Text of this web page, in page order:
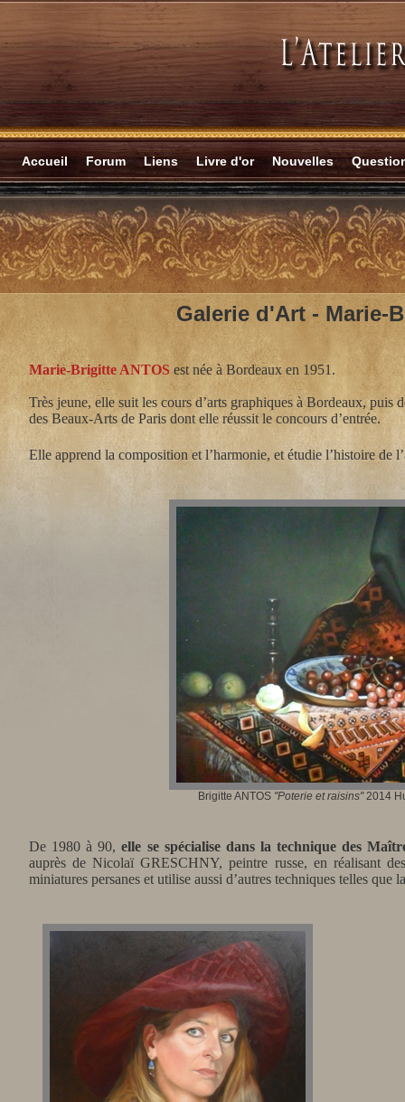
Accueil Forum Liens Livre d'or Nouvelles
Galerie d'Art - Marie-
Marie-Brigitte ANTOS est née à Bordeaux en 1951.
Très jeune, elle suit les cours d’arts graphiques à Bordeaux, puis
des Beaux-Arts de Paris dont elle réussit le concours d’entrée.
Elle apprend la composition et l’harmonie, et étudie l’histoire de
Brigitte ANTOS "Poterie et raisins"2014
De 1980 à 90,elle se spécialise dans la technique des
auprès de Nicolaï GRESCHNY, peintre russe, en réalisant
miniatures persanes et utilise aussi d’autres techniques telles que